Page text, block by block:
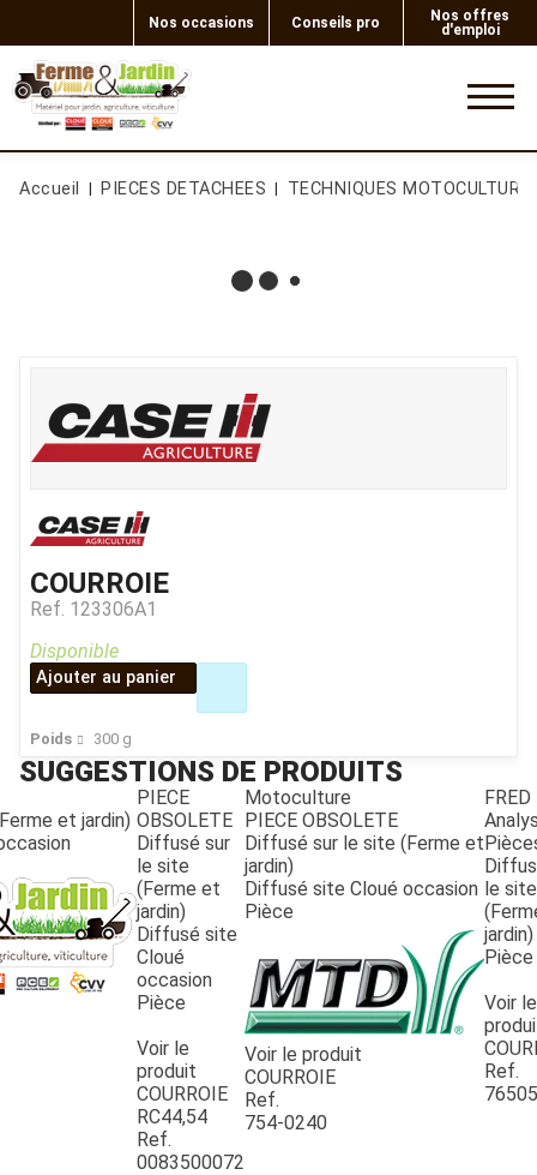
Nos occasions Conseils pro
Nos offres
d'emploi
JOUET
ESPACES VERTS
QUAD SSV UTV
PIECES DETACHEES
Accueil PIECES DETACHEES TECHNIQUES MOTOCULTURE
COURROIE
Ref. 123306A1
Poids 300 g
Disponible
Ajouter au panier
SUGGESTIONS DE PRODUITS
et jardin)
PIECE
OBSOLETE
Diffusé sur
le site
(Ferme et
jardin)
Diffusé site
Cloué
occasion
Pièce
Voir le
produit
COURROIE
RC44,54
Ref.
0083500072
Motoculture
PIECE OBSOLETE
Diffusé sur le site (Ferme et
jardin)
Diffusé site Cloué occasion
Pièce
Voir le produit
COURROIE
Ref.
754-0240
FRED
le site
jardin)
Pièce
Voir le
Ref.